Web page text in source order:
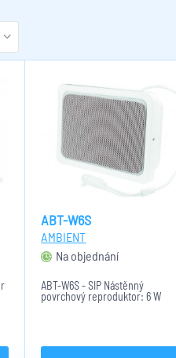
ABT-W6S
AMBIENT
Na objednání
ABT-W6S - SIP Nástěnný
povrchový reproduktor: 6 W